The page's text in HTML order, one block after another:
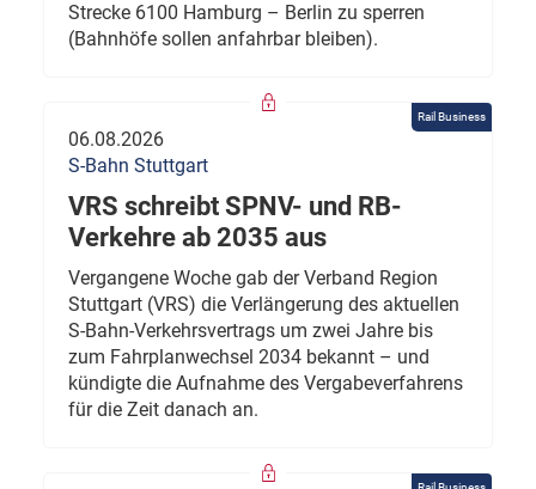
Strecke 6100 Hamburg – Berlin zu sperren
(Bahnhöfe sollen anfahrbar bleiben).
Rail Business
06.08.2026
S-Bahn Stuttgart
VRS schreibt SPNV- und RB-
Verkehre ab 2035 aus
Vergangene Woche gab der Verband Region
Stuttgart (VRS) die Verlängerung des aktuellen
S-Bahn-Verkehrsvertrags um zwei Jahre bis
zum Fahrplanwechsel 2034 bekannt – und
kündigte die Aufnahme des Vergabeverfahrens
für die Zeit danach an.